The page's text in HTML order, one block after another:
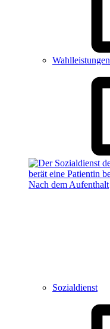
Wahlleistungen
Nach dem Aufenthalt
Sozialdienst